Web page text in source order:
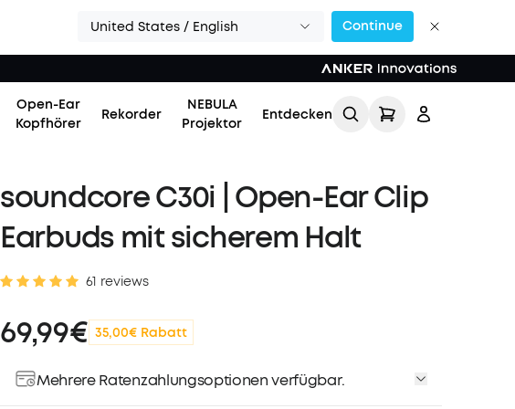
United States / English Continue
Open-Ear
Kopfhörer
Rekorder
NEBULA
Projektor
Entdecken
Lade Freunde ein & erhalte
soundcore C30i | Open-Ear Clip
Earbuds mit sicherem Halt
61 reviews
69,99€ 35,00€ Rabatt
Mehrere Ratenzahlungsoptionen verfügbar.